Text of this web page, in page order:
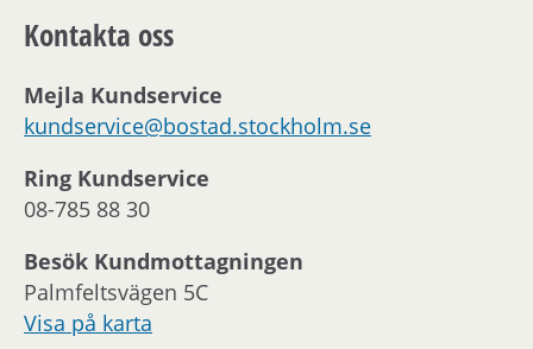
Kontakta oss
Mejla Kundservice
kundservice@bostad.stockholm.se
Ring Kundservice
08-785 88 30
Besök Kundmottagningen
Palmfeltsvägen 5C
Visa på karta